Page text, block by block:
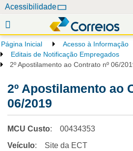
e
g
a
Acessibilidade
Página Inicial Acesso à Informação
Editais de Notificação Empregados
2º Apostilamento ao Contrato nº 06/
2º Apostilamento ao
06/2019
MCU Custo: 00434353
Veículo: Site da ECT